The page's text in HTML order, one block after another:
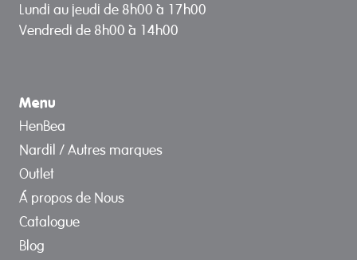
Lundi au jeudi de 8h00 à 17h00
Vendredi de 8h00 à 14h00
Menu
HenBea
Nardil / Autres marques
Outlet
Á propos de Nous
Catalogue
Blog